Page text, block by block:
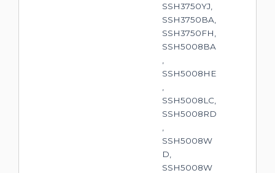
SSH3750YJ,
SSH3750BA,
SSH3750FH,
SSH5008BA
SSH5008HE
SSH5008LC,
SSH5008RD
SSH5008W
D,
SSH5008W